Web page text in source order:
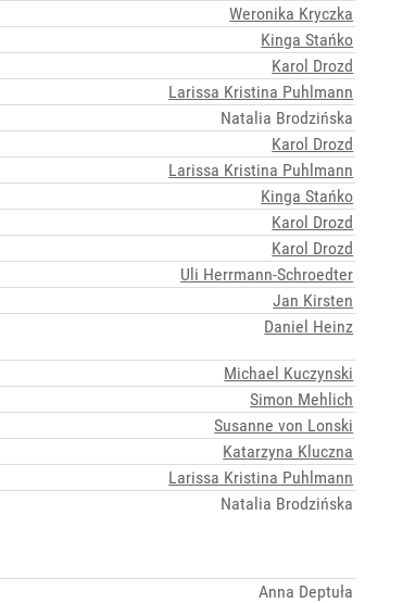
Weronika Kryczka
Kinga Stańko
Karol Drozd
Larissa Kristina Puhlmann
Natalia Brodzińska
Karol Drozd
Larissa Kristina Puhlmann
Kinga Stańko
Karol Drozd
Karol Drozd
Uli Herrmann-Schroedter
Jan Kirsten
Daniel Heinz
Michael Kuczynski
Simon Mehlich
Susanne von Lonski
Katarzyna Kluczna
Larissa Kristina Puhlmann
Natalia Brodzińska
Anna Deptuła